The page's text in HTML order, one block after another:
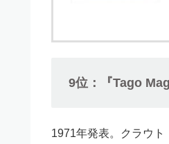
9位：『Tago
1971年発表。クラウ